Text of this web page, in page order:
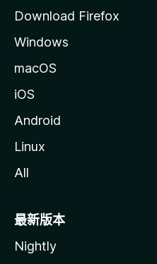
Download Firefox
Windows
macOS
iOS
Android
Linux
All
最新版本
Nightly